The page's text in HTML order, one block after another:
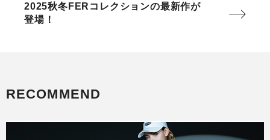
RECOMMEND
2025秋冬FERコレクションの最新作が
登場！